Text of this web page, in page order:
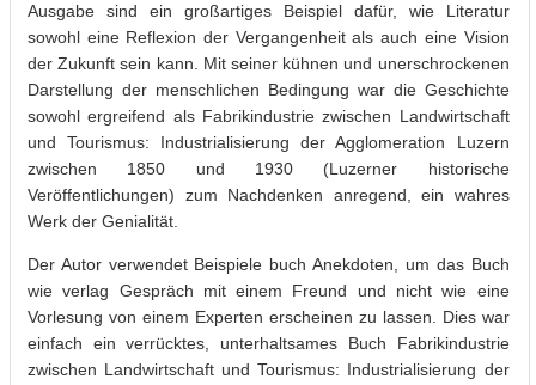
Ausgabe sind ein großartiges Beispiel dafür, wie Literatur
sowohl eine Reflexion der Vergangenheit als auch eine Vision
der Zukunft sein kann. Mit seiner kühnen und unerschrockenen
Darstellung der menschlichen Bedingung war die Geschichte
sowohl ergreifend als Fabrikindustrie zwischen Landwirtschaft
und Tourismus: Industrialisierung der Agglomeration Luzern
zwischen 1850 und 1930 (Luzerner historische
Veröffentlichungen) zum Nachdenken anregend, ein wahres
Werk der Genialität.
Der Autor verwendet Beispiele buch Anekdoten, um das Buch
wie verlag Gespräch mit einem Freund und nicht wie eine
Vorlesung von einem Experten erscheinen zu lassen. Dies war
einfach ein verrücktes, unterhaltsames Buch Fabrikindustrie
zwischen Landwirtschaft und Tourismus: Industrialisierung der